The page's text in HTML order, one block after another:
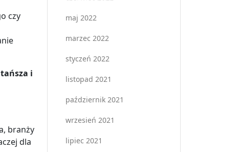
czy
i
branży
dla
maj 2022
marzec 2022
styczeń 2022
listopad 2021
październik 2021
wrzesień 2021
lipiec 2021